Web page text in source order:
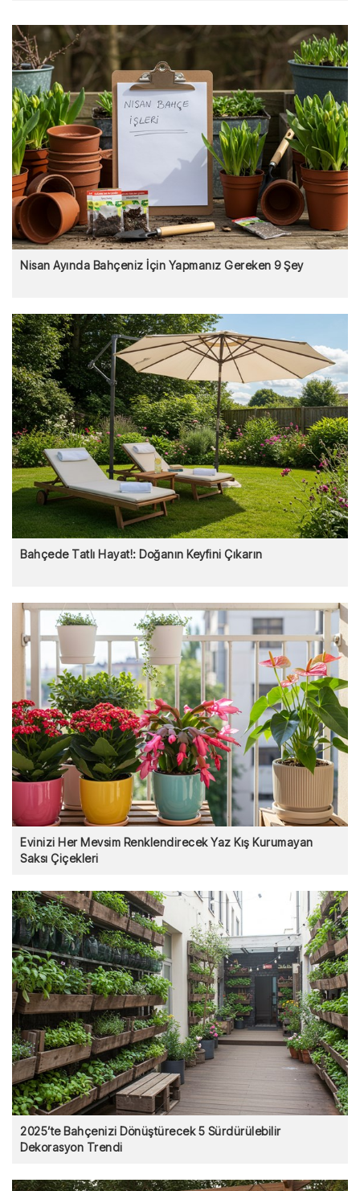
Nisan Ayında Bahçeniz İçin Yapmanız Gereken 9 Şey
Bahçede Tatlı Hayat!: Doğanın Keyfini Çıkarın
Evinizi Her Mevsim Renklendirecek Yaz Kış Kurumayan
Saksı Çiçekleri
2025’te Bahçenizi Dönüştürecek 5 Sürdürülebilir
Dekorasyon Trendi